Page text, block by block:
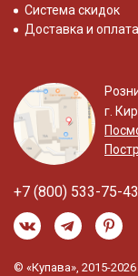
Система скидок
Доставка и оплата
г.
+7 (800) 533-75-43
© «Купава», 2015-2026